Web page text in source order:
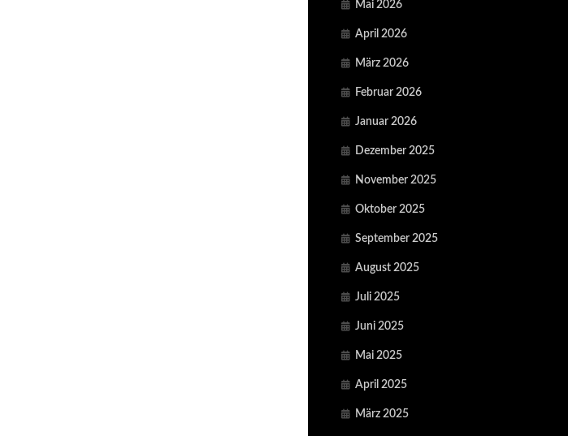
Mai 2026
April 2026
März 2026
Februar 2026
Januar 2026
Dezember 2025
November 2025
Oktober 2025
September 2025
August 2025
Juli 2025
Juni 2025
Mai 2025
April 2025
März 2025